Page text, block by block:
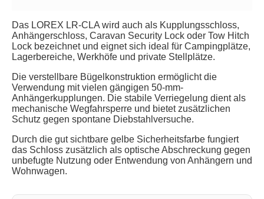
Das LOREX LR-CLA wird auch als Kupplungsschloss,
Anhängerschloss, Caravan Security Lock oder Tow Hitch
Lock bezeichnet und eignet sich ideal für Campingplätze,
Lagerbereiche, Werkhöfe und private Stellplätze.
Die verstellbare Bügelkonstruktion ermöglicht die
Verwendung mit vielen gängigen 50-mm-
Anhängerkupplungen. Die stabile Verriegelung dient als
mechanische Wegfahrsperre und bietet zusätzlichen
Schutz gegen spontane Diebstahlversuche.
Durch die gut sichtbare gelbe Sicherheitsfarbe fungiert
das Schloss zusätzlich als optische Abschreckung gegen
unbefugte Nutzung oder Entwendung von Anhängern und
Wohnwagen.